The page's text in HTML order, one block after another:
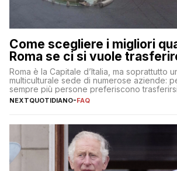
Come scegliere i migliori
Roma se ci si vuole
Roma è la Capitale d’Italia, ma soprattutto
multiculturale sede di numerose aziende:
sempre più persone preferiscono
NEXTQUOTIDIANO-FAQ